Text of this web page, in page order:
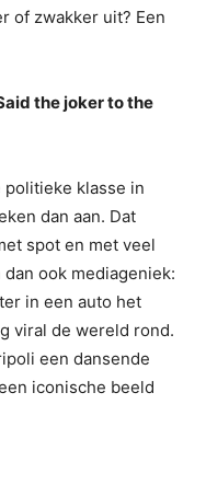
of zwakker uit? Een
the joker to the
klasse in
dan aan. Dat
spot en met veel
ook mediageniek:
in een auto het
viral de wereld rond.
een dansende
iconische beeld